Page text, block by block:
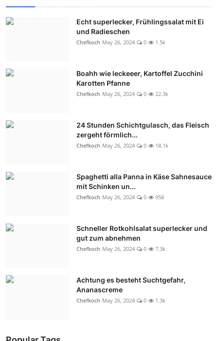
Echt superlecker, Frühlingssalat mit Ei
und Radieschen
Chefkoch May 26, 2024 0 1.5k
Boahh wie leckeeer, Kartoffel Zucchini
Karotten Pfanne
Chefkoch May 26, 2024 0 22.3k
24 Stunden Schichtgulasch, das Fleisch
zergeht förmlich...
Chefkoch May 26, 2024 0 18.1k
Spaghetti alla Panna in Käse Sahnesauce
mit Schinken un...
Chefkoch May 26, 2024 0 958
Schneller Rotkohlsalat superlecker und
gut zum abnehmen
Chefkoch May 26, 2024 0 7.3k
Achtung es besteht Suchtgefahr,
Ananascreme
Chefkoch May 26, 2024 0 1.3k